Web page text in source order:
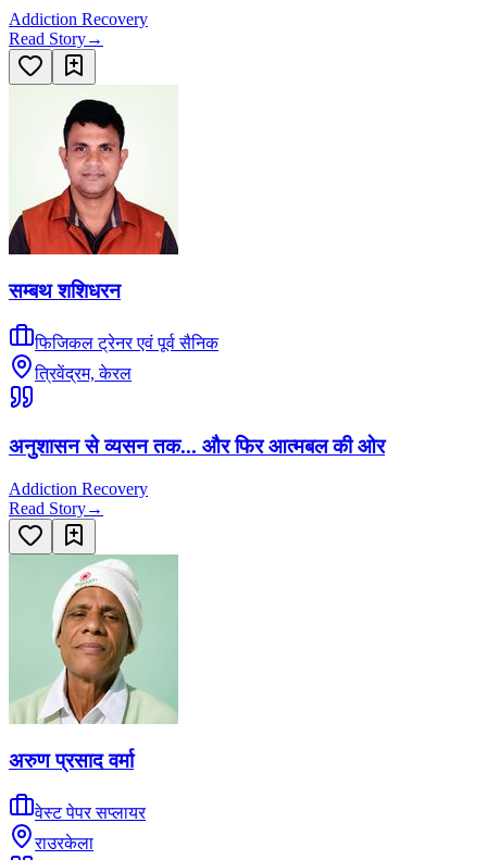
Addiction Recovery
Read Story→
सम्बथ शशिधरन
फिजिकल ट्रेनर एवं पूर्व सैनिक
त्रिवेंद्रम, केरल
अनुशासन से व्यसन तक... और फिर आत्मबल की ओर
Addiction Recovery
Read Story→
अरुण प्रसाद वर्मा
वेस्ट पेपर सप्लायर
राउरकेला